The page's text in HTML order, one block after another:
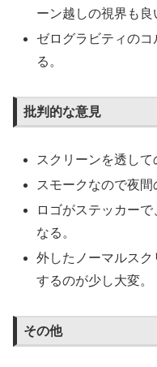
ーン越しの視界も良
ゼログラビティの
る。
批判的な意見
スクリーンを透して
スモークなので夜間
ロゴがステッカー
なる。
外したノーマルス
するのが少し大変。
その他